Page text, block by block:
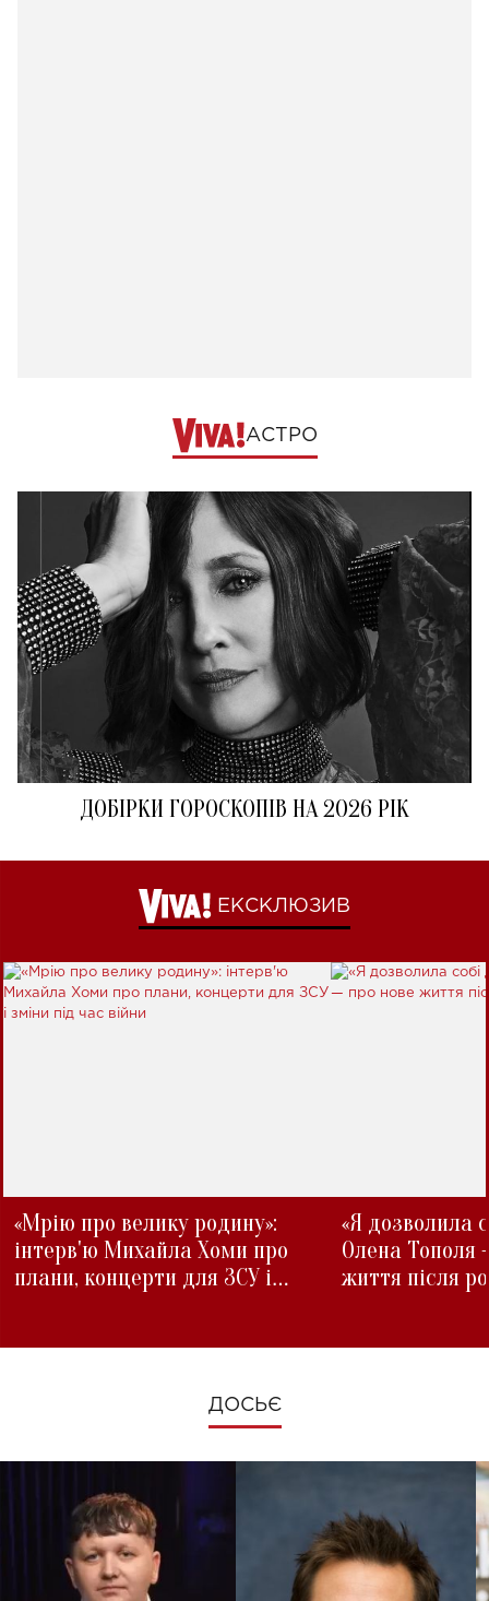
АСТРО
ДОБІРКИ ГОРОСКОПІВ НА 2026 РІК
ЕКСКЛЮЗИВ
«Мрію про велику родину»:
інтерв'ю Михайла Хоми про
плани, концерти для ЗСУ і
«Я дозволила
Олена Тополя
життя після
ДОСЬЄ